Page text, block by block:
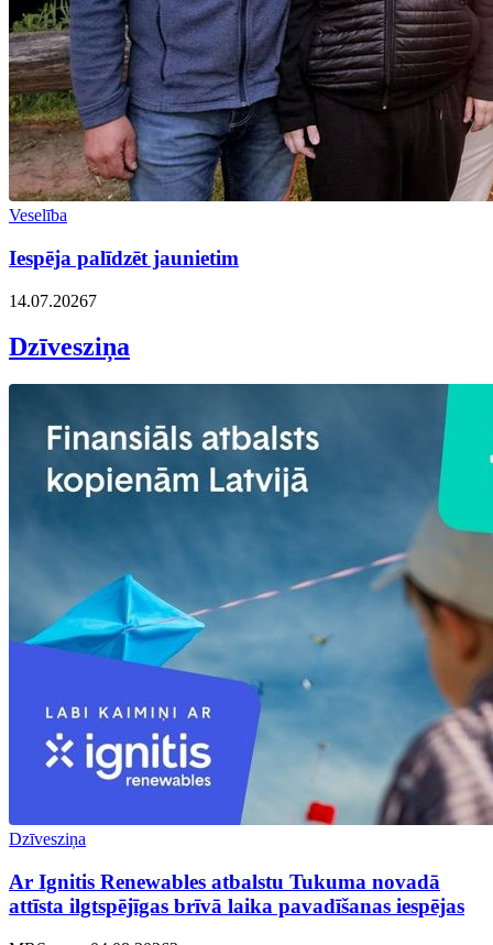
Veselība
Iespēja palīdzēt jaunietim
14.07.20267
Dzīvesziņa
Dzīvesziņa
Ar Ignitis Renewables atbalstu Tukuma novadā
attīsta ilgtspējīgas brīvā laika pavadīšanas iespējas